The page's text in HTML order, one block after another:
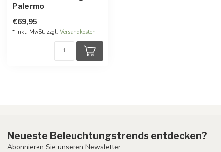
Palermo
€69,95
* Inkl. MwSt. zzgl. Versandkosten
Neueste Beleuchtungstrends entdecken?
Abonnieren Sie unseren Newsletter